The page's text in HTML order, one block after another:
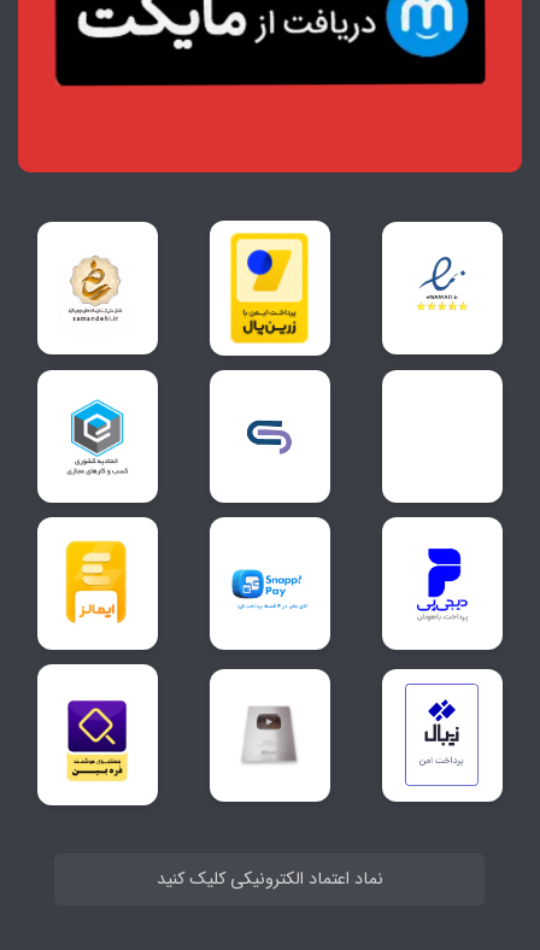
نماد اعتماد الکترونیکی کلیک کنید